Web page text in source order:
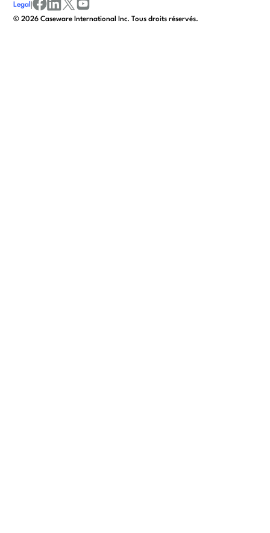
© 2026 Caseware International Inc. Tous droits réservés.
Legal |
facebook
linkedinx/twitter
youtube